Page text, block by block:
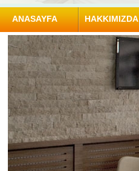
ANASAYFA HAKKIMIZDA